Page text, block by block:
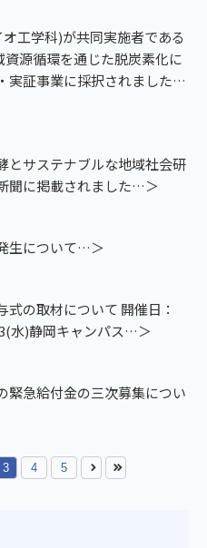
工学科)が共同実施者である
源循環を通じた脱炭素化に
実証事業に採択されました
とサステナブルな地域社会研
聞に掲載されました
生について
の取材について 開催日：
)静岡キャンパス
緊急給付金の三次募集につい
3 4 5